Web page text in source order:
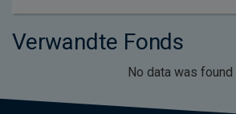
Verwandte Fonds
No data was found